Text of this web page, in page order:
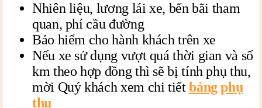
Nhiên liệu, lương lái xe, bến bãi tham
quan, phí cầu đường
Bảo hiểm cho hành khách trên xe
Nếu xe sử dụng vượt quá thời gian và số
km theo hợp đồng thì sẽ bị tính phụ thu,
mời Quý khách xem chi tiếtbảng phụ
thu